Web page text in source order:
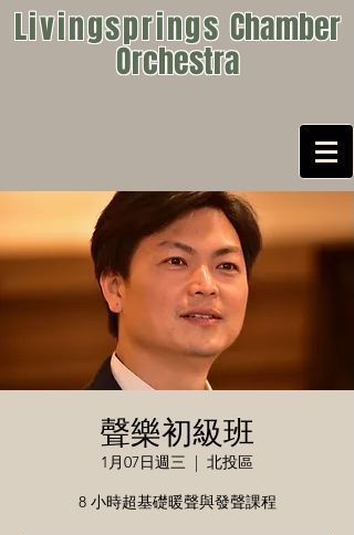
Livingsprings Chamber
Orchestra
聲樂初級班
1月07日週三
  |
北投區
8 小時超基礎暖聲與發聲課程